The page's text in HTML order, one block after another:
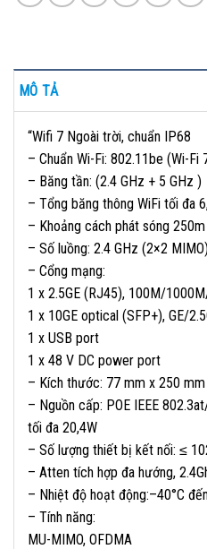
MÔ TẢ
“Wifi 7 Ngoài trời, chuẩn IP68
– Chuẩn Wi-Fi: 802.11be (Wi-Fi
– Băng tần: (2.4 GHz + 5 GHz )
– Tổng băng thông WiFi tối đa
– Khoảng cách phát sóng
– Số luồng: 2.4 GHz (2×2
– Cổng mạng:
1 x 2.5GE (RJ45), 100M/
1 x 10GE optical (SFP+), GE/
1 x USB port
1 x 48 V DC power port
– Kích thước: 77 mm x 250
– Nguồn cấp: POE IEEE
tối đa 20,4W
– Số lượng thiết bị kết nối: ≤
– Atten tích hợp đa hướng,
– Nhiệt độ hoạt động:–40°C
– Tính năng:
MU-MIMO, OFDMA